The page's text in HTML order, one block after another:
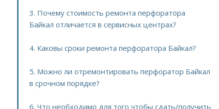
3. Почему стоимость ремонта перфоратора
Байкал отличается в сервисных центрах?
4. Каковы сроки ремонта перфоратора Байкал?
5. Можно ли отремонтировать перфоратор Байкал
в срочном порядке?
6. Что необходимо для того чтобы сдать/получить